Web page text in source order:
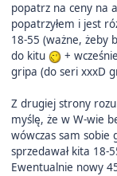
popatrz na ceny na
popatrzyłem i jest
18-55 (ważne, żeby
do kitu
+
gripa (do seri xxxD
Z drugiej strony
myślę, że w W-wie
wówczas sam sobie
sprzedawał kita 18-
Ewentualnie nowy